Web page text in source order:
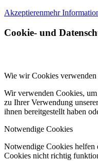
Akzeptierenmehr
Cookie- und
Wie wir Cookies verwenden
Wir verwenden Cookies,
zu Ihrer Verwendung
ihnen bereitgestellt haben
Notwendige Cookies
Notwendige Cookies helfen
Cookies nicht richtig